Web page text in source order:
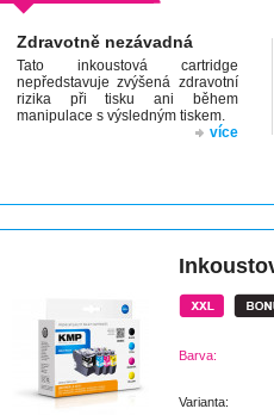
Zdravotně nezávadná
Tato inkoustová cartridge
nepředstavuje zvýšená zdravotní
rizika při tisku ani během
manipulace s výsledným tiskem.
více
Barva:
Varianta: